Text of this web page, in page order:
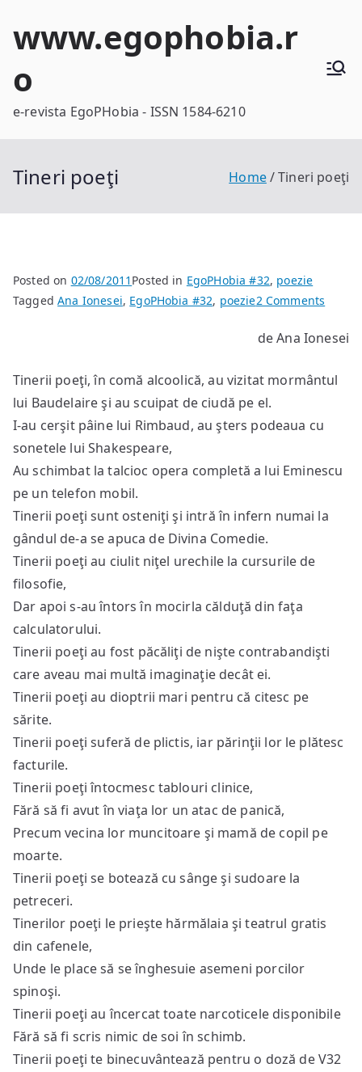
www.egophobia.r
o
e-revista EgoPHobia - ISSN 1584-6210
Tineri poeţi Home Tineri poeţi
Posted on 02/08/2011 Posted in EgoPHobia #32, poezie
TaggedAna Ionesei, EgoPHobia #32, poezie2 Comments
poeţi
de Ana Ionesei
Tinerii poeţi, în comă alcoolică, au vizitat mormântul
lui Baudelaire şi au scuipat de ciudă pe el.
I-au cerşit pâine lui Rimbaud, au şters podeaua cu
sonetele lui Shakespeare,
Au schimbat la talcioc opera completă a lui Eminescu
pe un telefon mobil.
Tinerii poeţi sunt osteniţi şi intră în infern numai la
gândul de-a se apuca de Divina Comedie.
Tinerii poeţi au ciulit niţel urechile la cursurile de
filosofie,
Dar apoi s-au întors în mocirla călduţă din faţa
calculatorului.
Tinerii poeţi au fost păcăliţi de nişte contrabandişti
care aveau mai multă imaginaţie decât ei.
Tinerii poeţi au dioptrii mari pentru că citesc pe
sărite.
Tinerii poeţi suferă de plictis, iar părinţii lor le plătesc
facturile.
Tinerii poeţi întocmesc tablouri clinice,
Fără să fi avut în viaţa lor un atac de panică,
Precum vecina lor muncitoare şi mamă de copil pe
moarte.
Tinerii poeţi se botează cu sânge şi sudoare la
petreceri.
Tinerilor poeţi le prieşte hărmălaia şi teatrul gratis
din cafenele,
Unde le place să se înghesuie asemeni porcilor
spinoşi.
Tinerii poeţi au încercat toate narcoticele disponibile
Fără să fi scris nimic de soi în schimb.
Tinerii poeţi te binecuvântează pentru o doză de V32